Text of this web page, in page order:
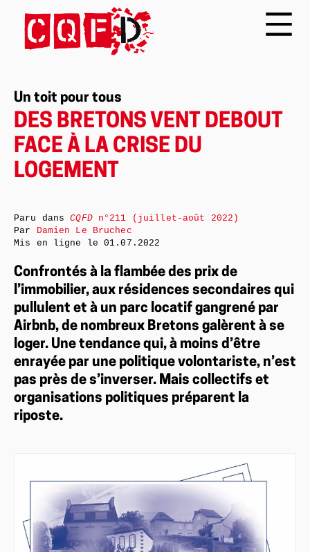
Un toit pour tous
DES BRETONS VENT DEBOUT
FACE À LA CRISE DU
LOGEMENT
Confrontés à la flambée des prix de
l’immobilier, aux résidences secondaires qui
pullulent et à un parc locatif gangrené par
Airbnb, de nombreux Bretons galèrent à se
loger. Une tendance qui, à moins d’être
enrayée par une politique volontariste, n’est
pas près de s’inverser. Mais collectifs et
organisations politiques préparent la
riposte.
Paru dansCQFDn°211 (juillet-août 2022)
Par Damien Le Bruchec
Mis en ligne le01.07.2022